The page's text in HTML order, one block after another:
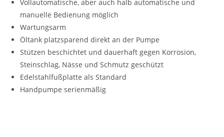
Vollautomatische, aber auch halb automatische und
manuelle Bedienung möglich
Wartungsarm
Öltank platzsparend direkt an der Pumpe
Stützen beschichtet und dauerhaft gegen Korrosion,
Steinschlag, Nässe und Schmutz geschützt
Edelstahlfußplatte als Standard
Handpumpe serienmäßig